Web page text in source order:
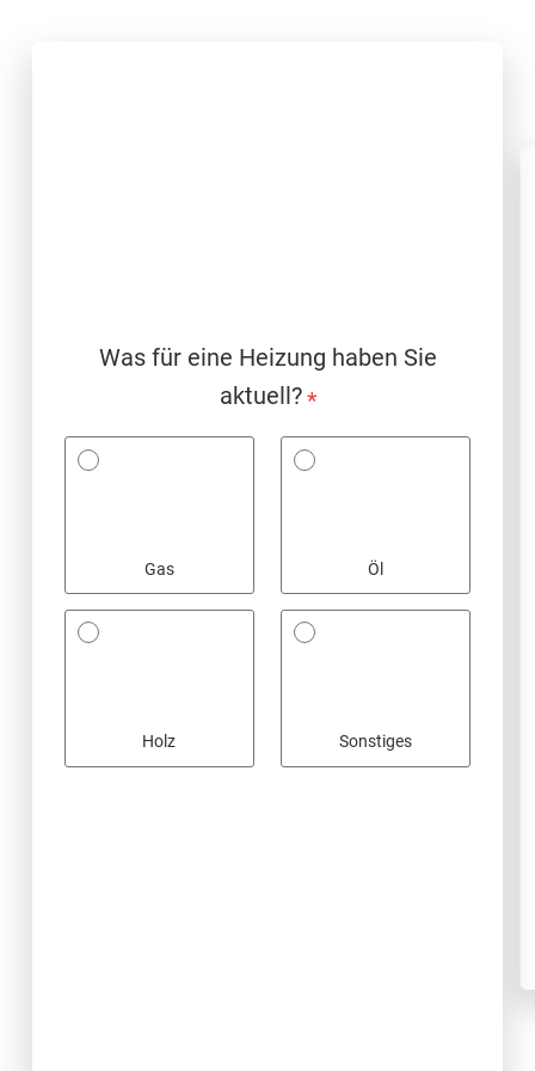
Was für eine Heizung haben Sie
aktuell?*
Gas Öl
Holz Sonstiges